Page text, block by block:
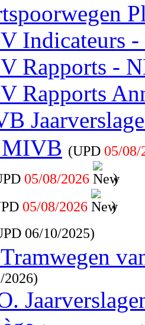
Indicateurs
Rapports -
Rapports
(UPD 05/08/
05/08/2026 )
05/08/2026 )
06/10/2025)
2026)